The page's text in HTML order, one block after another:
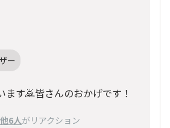
ー
ます🙇皆さんのおかげです！
他6人がリアクション